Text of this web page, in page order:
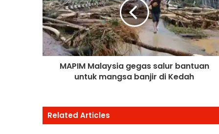
MAPIM Malaysia gegas salur bantuan
untuk mangsa banjir di Kedah
Related Articles